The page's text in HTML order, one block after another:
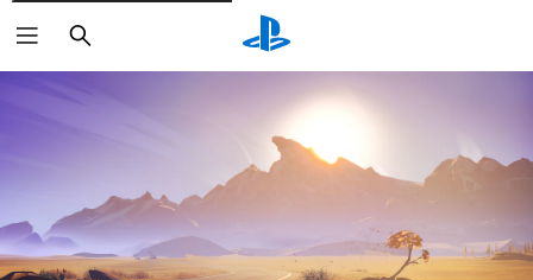
Buscar